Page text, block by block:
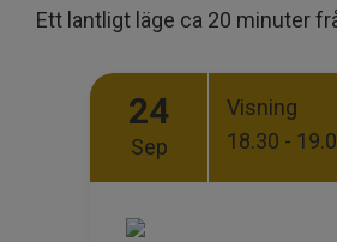
Ett lantligt läge ca 20 minuter
24
Sep
Visning
18.30 -